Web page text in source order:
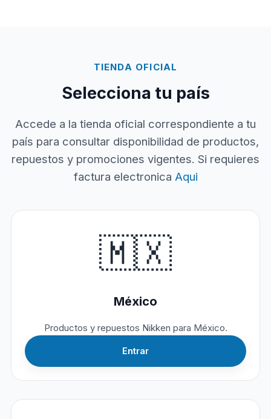
TIENDA OFICIAL
Selecciona tu país
Accede a la tienda oficial correspondiente a tu
país para consultar disponibilidad de productos,
repuestos y promociones vigentes. Si requieres
factura electronica Aqui
🇲🇽
México
Productos y repuestos Nikken para México.
Entrar